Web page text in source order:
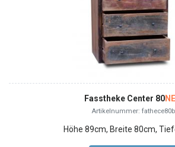
Fasstheke Center 80
Artikelnummer: fathece80b
Höhe 89cm, Breite 80cm,